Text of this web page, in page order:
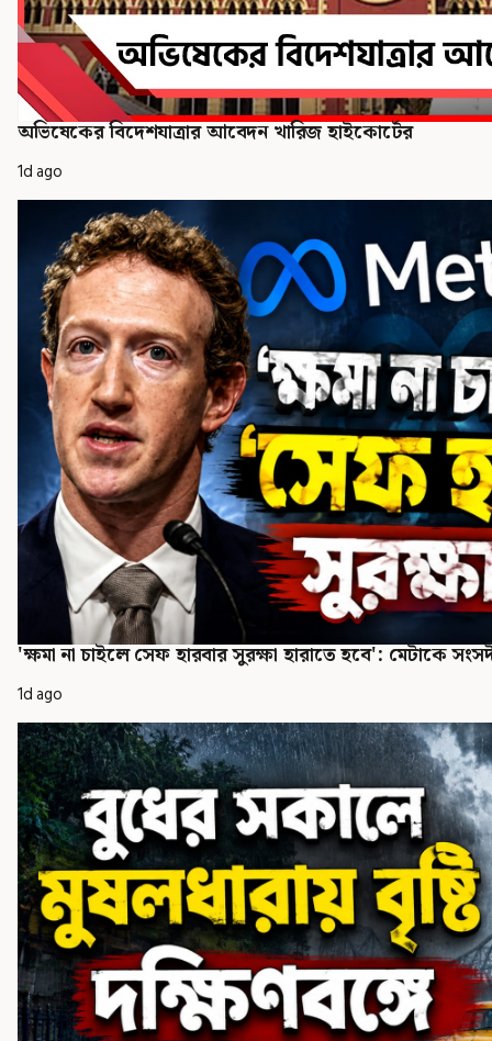
অভিষেকের বিদেশযাত্রার আবেদন খারিজ হাইকোর্টের
1d ago
'ক্ষমা না চাইলে সেফ হারবার সুরক্ষা হারাতে হবে': মেটাকে
1d ago